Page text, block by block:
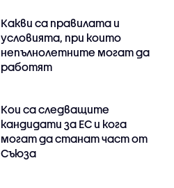
Какви са правилата и
условията, при които
непълнолетните могат да
работят
Кои са следващите
кандидати за ЕС и кога
могат да станат част от
Съюза